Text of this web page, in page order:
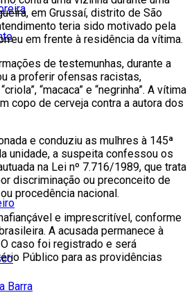
Barra
em Grussaí, distrito de São
teria sido motivado pela
em frente à residência da vítima.
de testemunhas, durante a
a proferir ofensas racistas,
“macaca” e “negrinha”. A vítima
copo de cerveja contra a autora dos
e conduziu as mulhres à 145ª
unidade, a suspeita confessou os
na Lei nº 7.716/1989, que trata
discriminação ou preconceito de
procedência nacional.
e imprescritível, conforme
A acusada permanece à
caso foi registrado e será
Público para as providências